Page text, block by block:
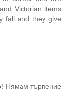
and Victorian items
fall and they give
Нямам търпение